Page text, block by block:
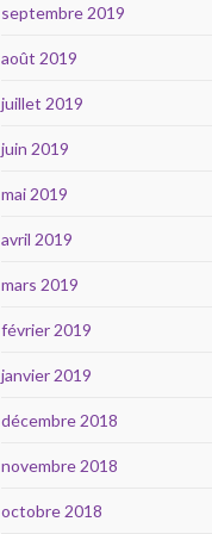
septembre 2019
août 2019
juillet 2019
juin 2019
mai 2019
avril 2019
mars 2019
février 2019
janvier 2019
décembre 2018
novembre 2018
octobre 2018